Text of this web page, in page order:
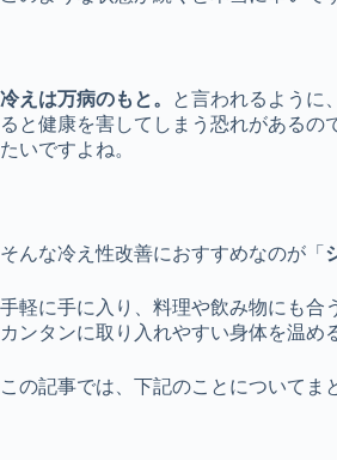
冷えは万病のもと。
と言われるように
ると健康を害してしまう恐れがあるの
たいですよね。
そんな冷え性改善におすすめなのが「
手軽に手に入り、料理や飲み物にも合
カンタンに取り入れやすい身体を温め
この記事では、下記のことについてま